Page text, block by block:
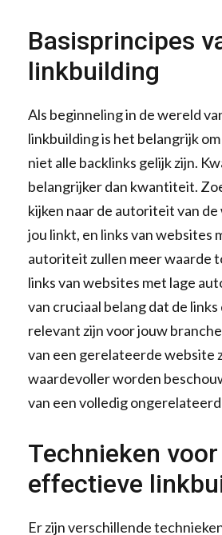
Basisprincipes
linkbuilding
Als beginneling in de wereld
linkbuilding is het belangrijk
niet alle backlinks gelijk zijn.
belangrijker dan kwantiteit.
kijken naar de autoriteit van
jou linkt, en links van websites
autoriteit zullen meer waarde
links van websites met lage
van cruciaal belang dat de
relevant zijn voor jouw
van een gerelateerde website
waardevoller worden
van een volledig
Technieken voor
effectieve
Er zijn verschillende